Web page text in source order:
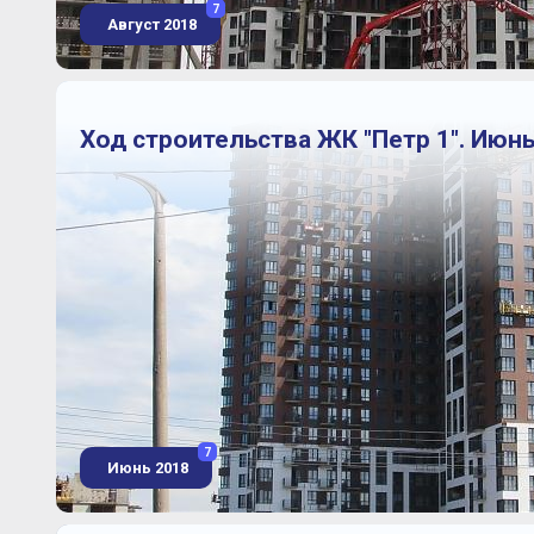
Август 2018
7
Ход строительства ЖК "Петр 1".
Июнь 2018
7